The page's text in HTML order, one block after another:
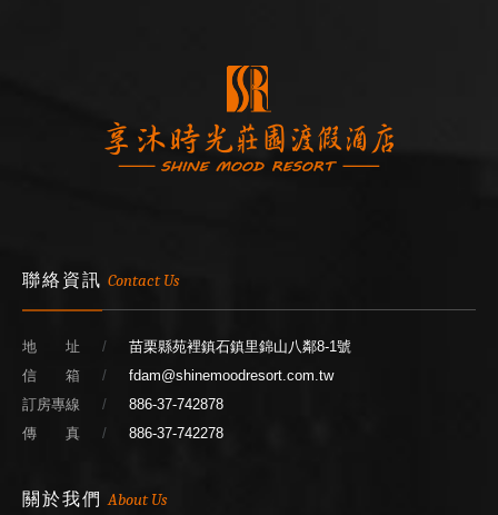
聯絡資訊 Contact Us
地 址
苗栗縣苑裡鎮石鎮里錦山八鄰8-1號
信 箱
fdam@shinemoodresort.com.tw
訂房專線
886-37-742878
傳 真
886-37-742278
關於我們 About Us